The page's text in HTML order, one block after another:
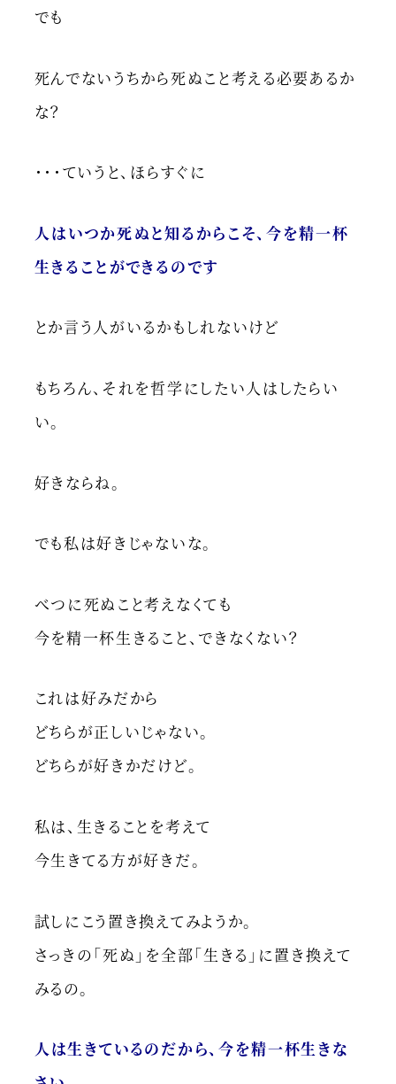
でも
死んでないうちから死ぬこと考える必要あるか
な？
・・・ていうと、ほらすぐに
人はいつか死ぬと知るからこそ、今を精一杯
生きることができるのです
とか言う人がいるかもしれないけど
もちろん、それを哲学にしたい人はしたらい
い。
好きならね。
でも私は好きじゃないな。
べつに死ぬこと考えなくても
今を精一杯生きること、できなくない？
これは好みだから
どちらが正しいじゃない。
どちらが好きかだけど。
私は、生きることを考えて
今生きてる方が好きだ。
試しにこう置き換えてみようか。
さっきの「死ぬ」を全部「生きる」に置き換えて
みるの。
人は生きているのだから、今を精一杯生きな